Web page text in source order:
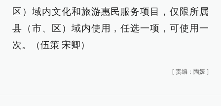
区）域内文化和旅游惠民服务项目，仅限所属
县（市、区）域内使用，任选一项，可使用一
次。（伍策 宋卿）
[ 责编：陶媛 ]